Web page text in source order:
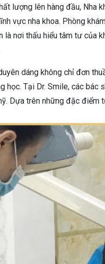
lượng lên hàng đầu, Nha
vực nha khoa. Phòng
là nơi thấu hiểu tâm tư của
dáng không chỉ đơn
học. Tại Dr. Smile, các bác
Dựa trên những đặc điểm